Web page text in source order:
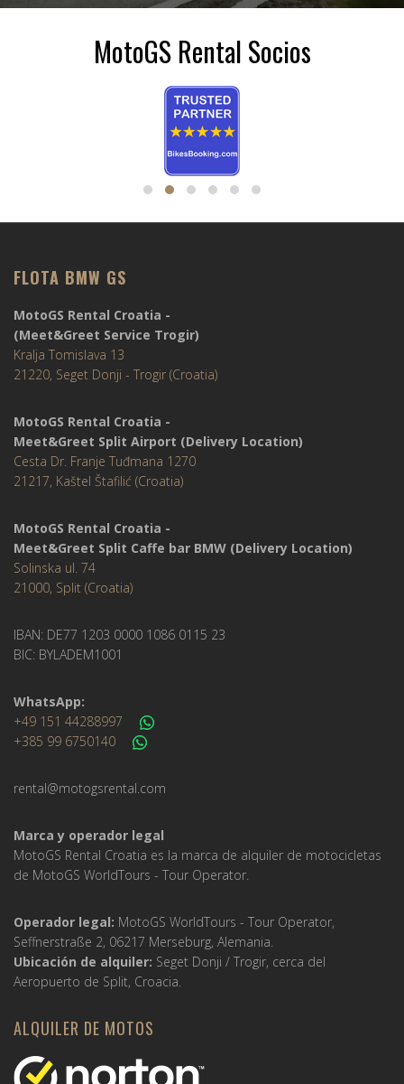
MotoGS Rental Socios
FLOTA BMW GS
MotoGS Rental Croatia -
(Meet&Greet Service Trogir)
Kralja Tomislava 13
21220, Seget Donji - Trogir (Croatia)
MotoGS Rental Croatia -
Meet&Greet Split Airport (Delivery Location)
Cesta Dr. Franje Tuđmana 1270
21217, Kaštel Štafilić (Croatia)
MotoGS Rental Croatia -
Meet&Greet Split Caffe bar BMW (Delivery Location)
Solinska ul. 74
21000, Split (Croatia)
IBAN: DE77 1203 0000 1086 0115 23
BIC: BYLADEM1001
WhatsApp:
+49 151 44288997
+385 99 6750140
rental@motogsrental.com
Marca y operador legal
MotoGS Rental Croatia es la marca de alquiler de motocicletas
de MotoGS WorldTours - Tour Operator.
Operador legal: MotoGS WorldTours - Tour Operator,
Seffnerstraße 2, 06217 Merseburg, Alemania.
Ubicación de alquiler: Seget Donji / Trogir, cerca del
Aeropuerto de Split, Croacia.
ALQUILER DE MOTOS